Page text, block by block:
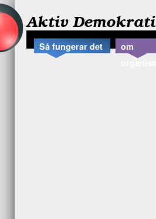
Aktiv Demokrati
Så fungerar det
om